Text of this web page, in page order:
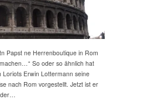
Papst ne Herrenboutique in Rom
So oder so ähnlich hat
Loriots Erwin Lottermann seine
nach Rom vorgestellt. Jetzt ist er